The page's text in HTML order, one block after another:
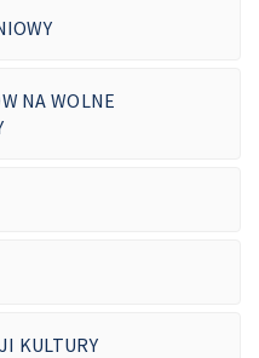
NA WOLNE
KULTURY